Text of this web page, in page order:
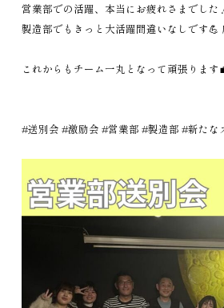
営業部での活躍、本当にお疲れさまでした
製造部でもきっと大活躍間違いなしです💪
これからもチーム一丸となって頑張ります
#送別会 #激励会 #営業部 #製造部 #新たな